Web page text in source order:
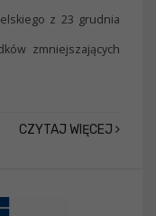
z 23 grudnia
zmniejszających
CZYTAJ WIĘCEJ